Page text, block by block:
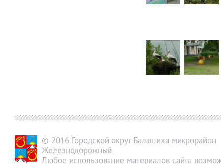
© 2016 Городской округ Балашиха микрорайон
Железнодорожный
Любое использование материалов сайта